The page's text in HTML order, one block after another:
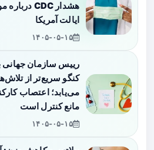
ایالت آمریکا
۱۴۰۵-۰۵-۱۵
رییس سازمان جهانی
کنگو سریع‌تر از
می‌یابد؛ اعتصاب
مانع کنترل است
۱۴۰۵-۰۵-۱۵